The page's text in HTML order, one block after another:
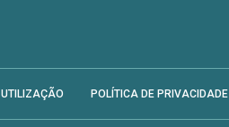
POLÍTICA DE PRIVACIDADE